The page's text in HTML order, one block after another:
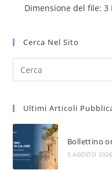
Dimensione del file: 3
Cerca Nel Sito
Ultimi Articoli
Bollettino
5 AGOSTO 2026